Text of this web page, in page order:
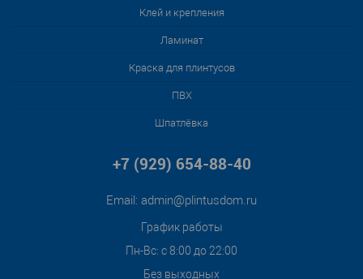
Клей и крепления
Ламинат
Краска для плинтусов
ПВХ
Шпатлёвка
+7 (929) 654-88-40
Email: admin@plintusdom.ru
График работы
Пн-Вс: с 8:00 до 22:00
Без выходных